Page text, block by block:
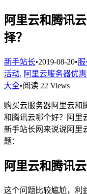
阿里云和腾讯
择？
新手站长•2019-08-20•
活动, 阿里云服务器优
大全•阅读 22 Views
购买云服务器阿里云和
和腾讯云哪个好？阿里
新手站长网来说说阿里
题：
阿里云和腾讯云
这个问题比较尴尬，利